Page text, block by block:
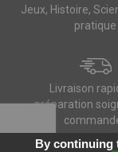
Jeux, Histoire,
pratique
Livraison
préparation
Contactez-nous Mes
By continuing